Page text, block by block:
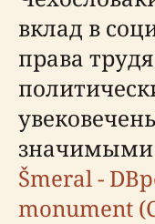
вклад в
права
значимыми
Šmeral -
monument